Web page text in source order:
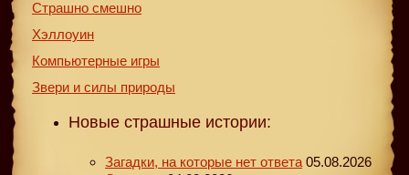
Страшно смешно
Хэллоуин
Компьютерные игры
Звери и силы природы
Новые страшные истории:
Загадки, на которые нет ответа 05.08.2026